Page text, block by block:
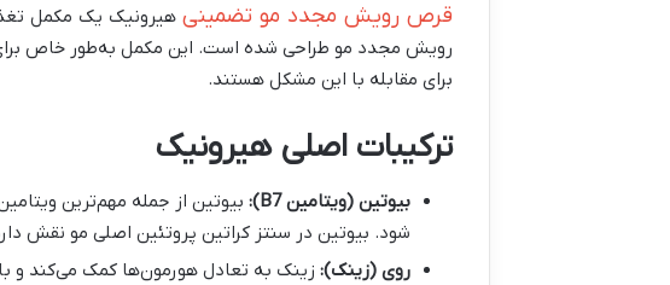
قرص رویش مجدد مو تضمینی هیرونیک یک مکمل
رویش مجدد مو طراحی شده است. این مکمل به‌طور خاص
برای مقابله با این مشکل هستند.
ترکیبات اصلی هیرونیک
بیوتین (ویتامینB7):
بیوتین از جمله مهم‌ترین
شود. بیوتین در سنتز کراتین پروتئین اصلی مو نقش
روی (زینک): زینک به تعادل هورمون‌ها کمک می‌کند و